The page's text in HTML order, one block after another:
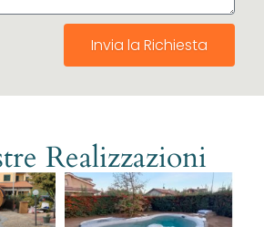
Invia la Richiesta
Realizzazioni